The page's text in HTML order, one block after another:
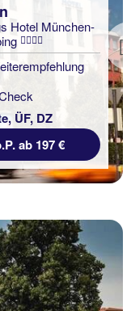
Hotel München-
ÜF, DZ
ab 197 €